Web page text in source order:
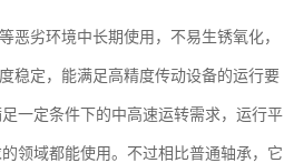
劣环境中长期使用，不易生锈氧化，
稳定，能满足高精度传动设备的运行要
一定条件下的中高速运转需求，运行平
领域都能使用。不过相比普通轴承，它